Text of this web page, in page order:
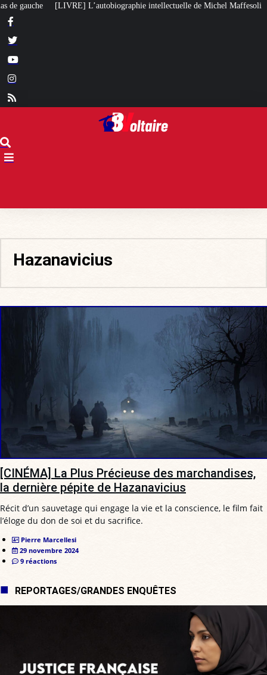
intellectuelle de Michel Maffesoli Pour regagner son
Hazanavicius
[CINÉMA] La Plus Précieuse des marchandises,
la dernière pépite de Hazanavicius
Récit d’un sauvetage qui engage la vie et la conscience, le film fait
l’éloge du don de soi et du sacrifice.
Pierre Marcellesi
29 novembre 2024
9 réactions
REPORTAGES/GRANDES ENQUÊTES